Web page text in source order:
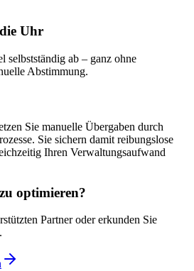
Uhr
selbstständig ab – ganz ohne
Abstimmung.
Sie manuelle Übergaben durch
Sie sichern damit reibungslose
Ihren Verwaltungsaufwand
optimieren?
Partner oder erkunden Sie